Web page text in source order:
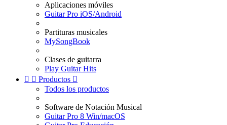
Aplicaciones móviles
Guitar Pro iOS/Android
Partituras musicales
MySongBook
Clases de guitarra
Play Guitar Hits
  Productos 
Todos los productos
Software de Notación Musical
Guitar Pro 8 Win/macOS